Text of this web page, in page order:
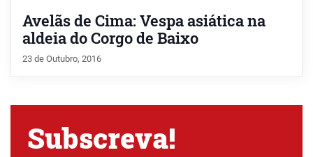
Avelãs de Cima: Vespa asiática na
aldeia do Corgo de Baixo
23 de Outubro, 2016
Subscreva!